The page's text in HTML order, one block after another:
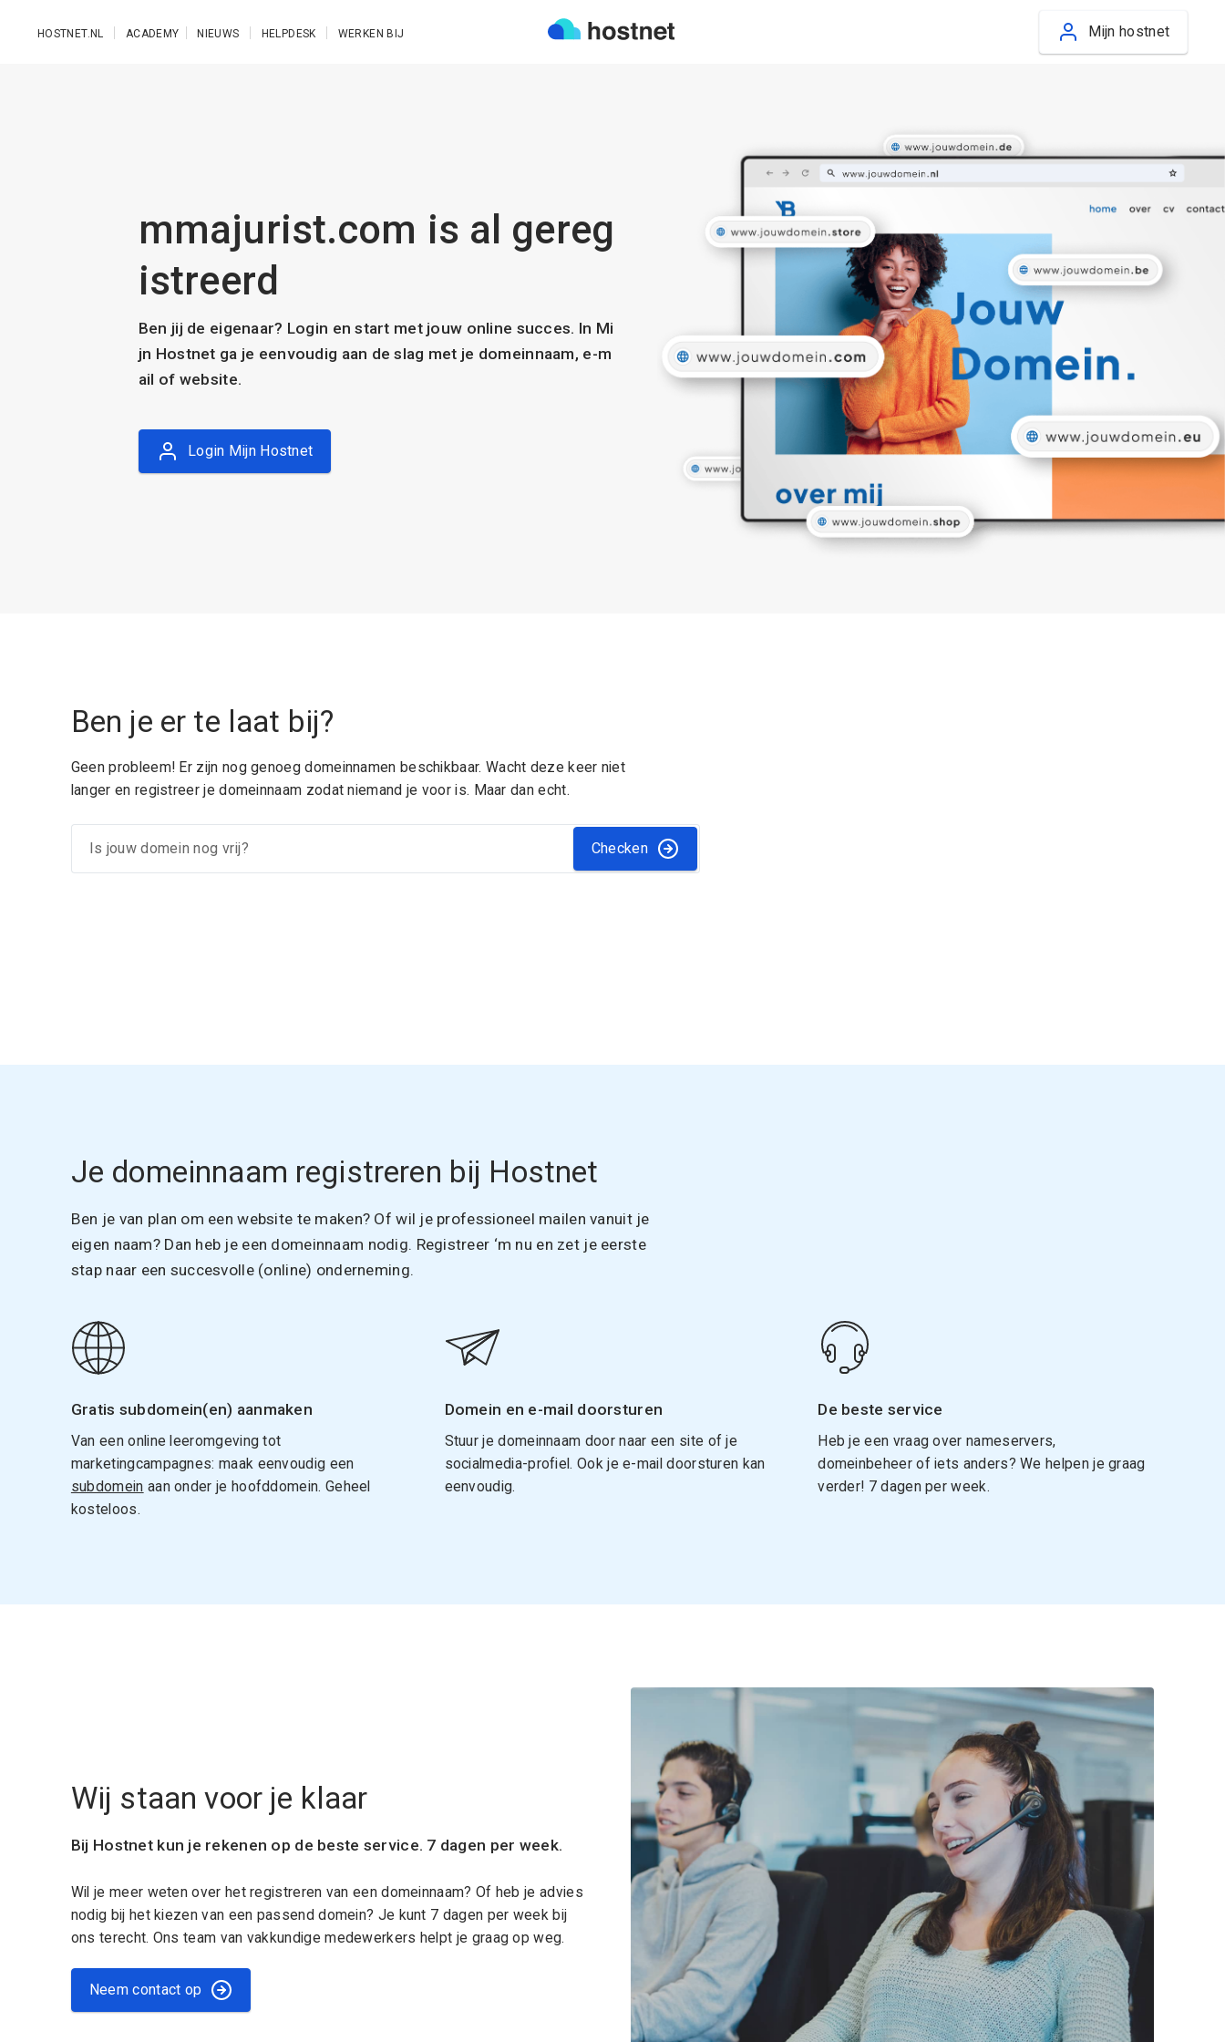
HOSTNET.NL ACADEMY NIEUWS HELPDESK WERKEN BIJ Mijn hostnet
mmajurist.com is al gereg
istreerd
Ben jij de eigenaar? Login en start met jouw online succes. In Mi
jn Hostnet ga je eenvoudig aan de slag met je domeinnaam, e-m
ail of website.
Login Mijn Hostnet
Ben je er te laat bij?
Geen probleem! Er zijn nog genoeg domeinnamen beschikbaar. Wacht deze keer niet
langer en registreer je domeinnaam zodat niemand je voor is. Maar dan echt.
Checken
Je domeinnaam registreren bij Hostnet
Ben je van plan om een website te maken? Of wil je professioneel mailen vanuit je
eigen naam? Dan heb je een domeinnaam nodig. Registreer ‘m nu en zet je eerste
stap naar een succesvolle (online) onderneming.
Gratis subdomein(en) aanmaken
Van een online leeromgeving tot
marketingcampagnes: maak eenvoudig een
subdomein aan onder je hoofddomein. Geheel
kosteloos.
Domein en e-mail doorsturen
Stuur je domeinnaam door naar een site of je
socialmedia-profiel. Ook je e-mail doorsturen kan
eenvoudig.
De beste service
Heb je een vraag over nameservers,
domeinbeheer of iets anders? We helpen je graag
verder! 7 dagen per week.
Wij staan voor je klaar
Bij Hostnet kun je rekenen op de beste service. 7 dagen per week.
Wil je meer weten over het registreren van een domeinnaam? Of heb je advies
nodig bij het kiezen van een passend domein? Je kunt 7 dagen per week bij
ons terecht. Ons team van vakkundige medewerkers helpt je graag op weg.
Neem contact op